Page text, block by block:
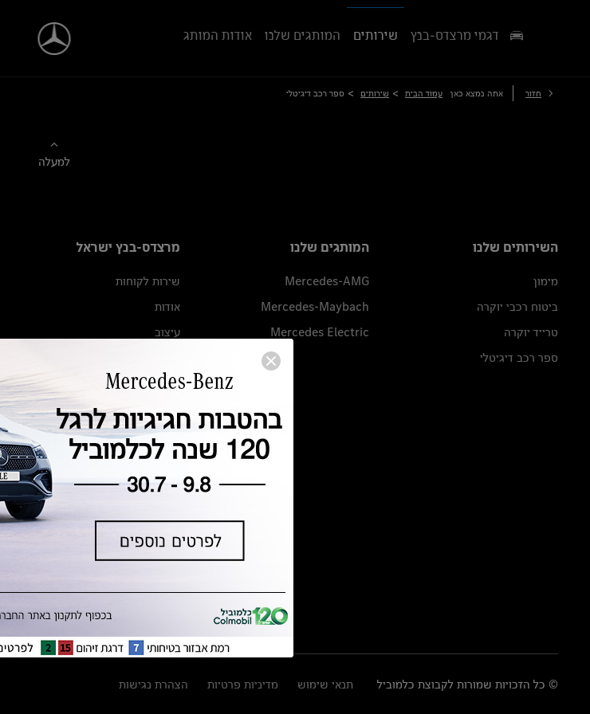
דגמי מרצדס-בנץ שירותים המותגים שלנו אודות המותג
חזור אתה נמצא כאן עמוד הבית > שירותים > ספר רכב דיגיטלי
למעלה
השירותים שלנו
מימון
ביטוח רכבי יוקרה
טרייד יוקרה
ספר רכב דיגיטלי
המותגים שלנו
Mercedes-AMG
Mercedes-Maybach
Mercedes Electric
מרצדס-בנץ ישראל
שירות לקוחות
אודות
עיצוב
מגזין מרצדס-בנץ
ספרי רכב מרצדס-בנץ
נתוני זיהום אוויר וצריכת דלק וחשמל
נתוני תווית צמיגים
מחירון חלפים
הודעה על הטבות לרכבי מרצדס בהסדר
© כל הזכויות שמורות לקבוצת כלמוביל תנאי שימוש מדיניות פרטיות הצהרת נגישות